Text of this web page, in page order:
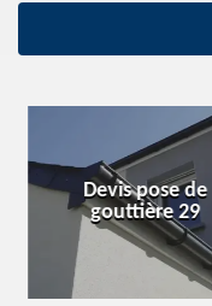
Devis fuite de
29